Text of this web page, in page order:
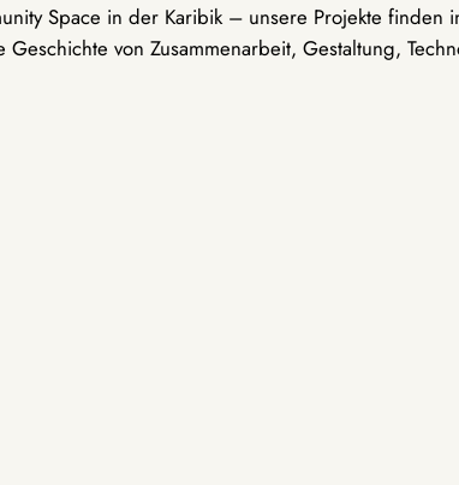
Space in der Karibik – unsere Projekte
von Zusammenarbeit, Gestaltung,